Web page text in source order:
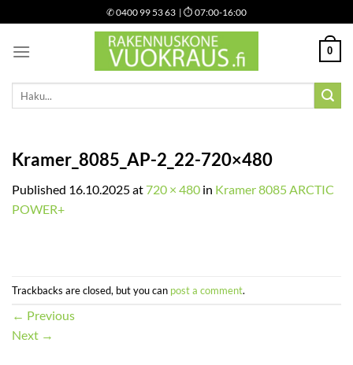
to
content
✆0400 99 53 63 | ⏱ 07:00-16:00
0
Etsi:
Kramer_8085_AP-2_22-720×480
Published 16.10.2025at 720 × 480 in Kramer 8085 ARCTIC
POWER+
Trackbacks are closed, but you can post a comment.
← Previous
Next →